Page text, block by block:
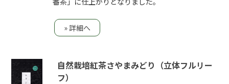
» 詳細へ
自然栽培紅茶さやまみどり（立体フルリー
フ）